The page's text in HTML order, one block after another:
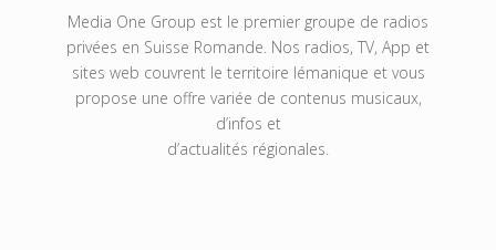
Media One Group est le premier groupe de radios
privées en Suisse Romande. Nos radios, TV, App et
sites web couvrent le territoire lémanique et vous
propose une offre variée de contenus musicaux,
d’infos et
d’actualités régionales.